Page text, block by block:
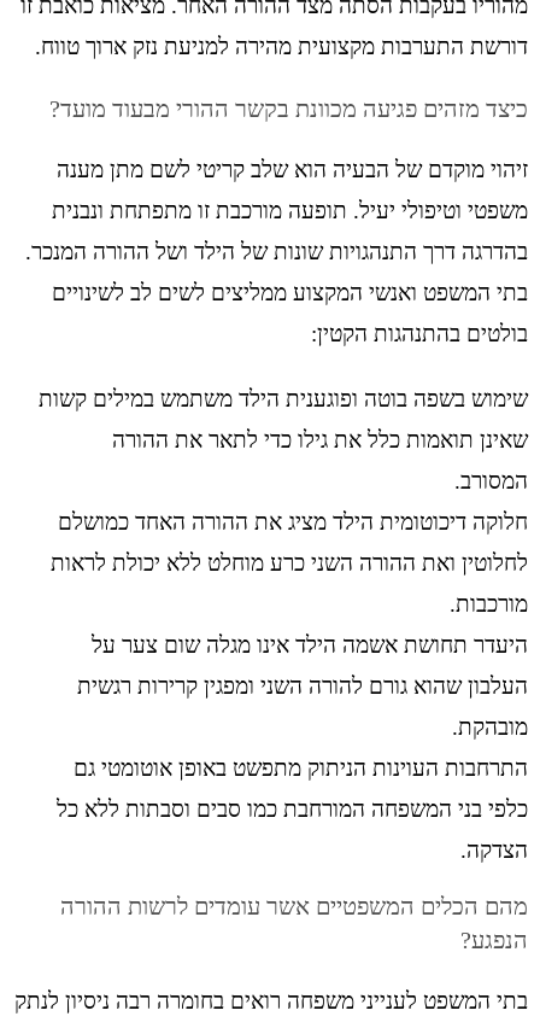
מהוריו בעקבות הסתה מצד ההורה האחר. מציאות כואבת זו
דורשת התערבות מקצועית מהירה למניעת נזק ארוך טווח.
כיצד מזהים פגיעה מכוונת בקשר ההורי מבעוד מועד?
זיהוי מוקדם של הבעיה הוא שלב קריטי לשם מתן מענה
משפטי וטיפולי יעיל. תופעה מורכבת זו מתפתחת ונבנית
בהדרגה דרך התנהגויות שונות של הילד ושל ההורה המנכר.
בתי המשפט ואנשי המקצוע ממליצים לשים לב לשינויים
בולטים בהתנהגות הקטין:
שימוש בשפה בוטה ופוגענית הילד משתמש במילים קשות
שאינן תואמות כלל את גילו כדי לתאר את ההורה
המסורב.
חלוקה דיכוטומית הילד מציג את ההורה האחד כמושלם
לחלוטין ואת ההורה השני כרע מוחלט ללא יכולת לראות
מורכבות.
היעדר תחושת אשמה הילד אינו מגלה שום צער על
העלבון שהוא גורם להורה השני ומפגין קרירות רגשית
מובהקת.
התרחבות העוינות הניתוק מתפשט באופן אוטומטי גם
כלפי בני המשפחה המורחבת כמו סבים וסבתות ללא כל
הצדקה.
מהם הכלים המשפטיים אשר עומדים לרשות ההורה
הנפגע?
בתי המשפט לענייני משפחה רואים בחומרה רבה ניסיון לנתק